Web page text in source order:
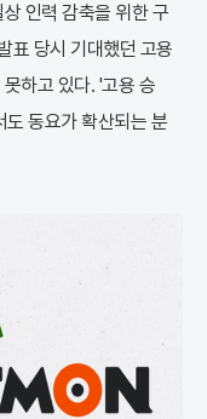
인력 감축을 위한 구
표 당시 기대했던 고용
하고 있다. '고용 승
동요가 확산되는 분